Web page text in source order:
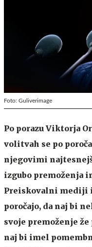
Foto: Guliverimage
Po porazu Viktorja
volitvah se po
njegovimi
izgubo premoženja
Preiskovalni mediji
poročajo, da naj bi
svoje premoženje
naj bi imel